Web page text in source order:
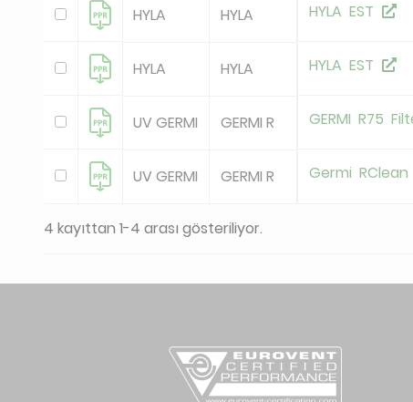
HYLA HYLA HYLA EST
HYLA HYLA HYLA EST
UV GERMI GERMI R GERMI R75
UV GERMI GERMI R Germi RClean
4 kayıttan 1-4 arası gösteriliyor.